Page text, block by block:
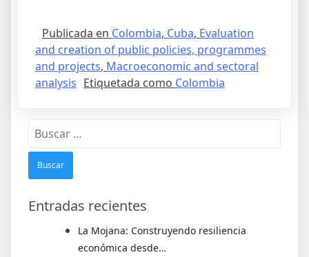
Publicada en Colombia, Cuba, Evaluation
and creation of public policies, programmes
and projects, Macroeconomic and sectoral
analysis Etiquetada como Colombia
Entradas recientes
La Mojana: Construyendo resiliencia
económica desde…